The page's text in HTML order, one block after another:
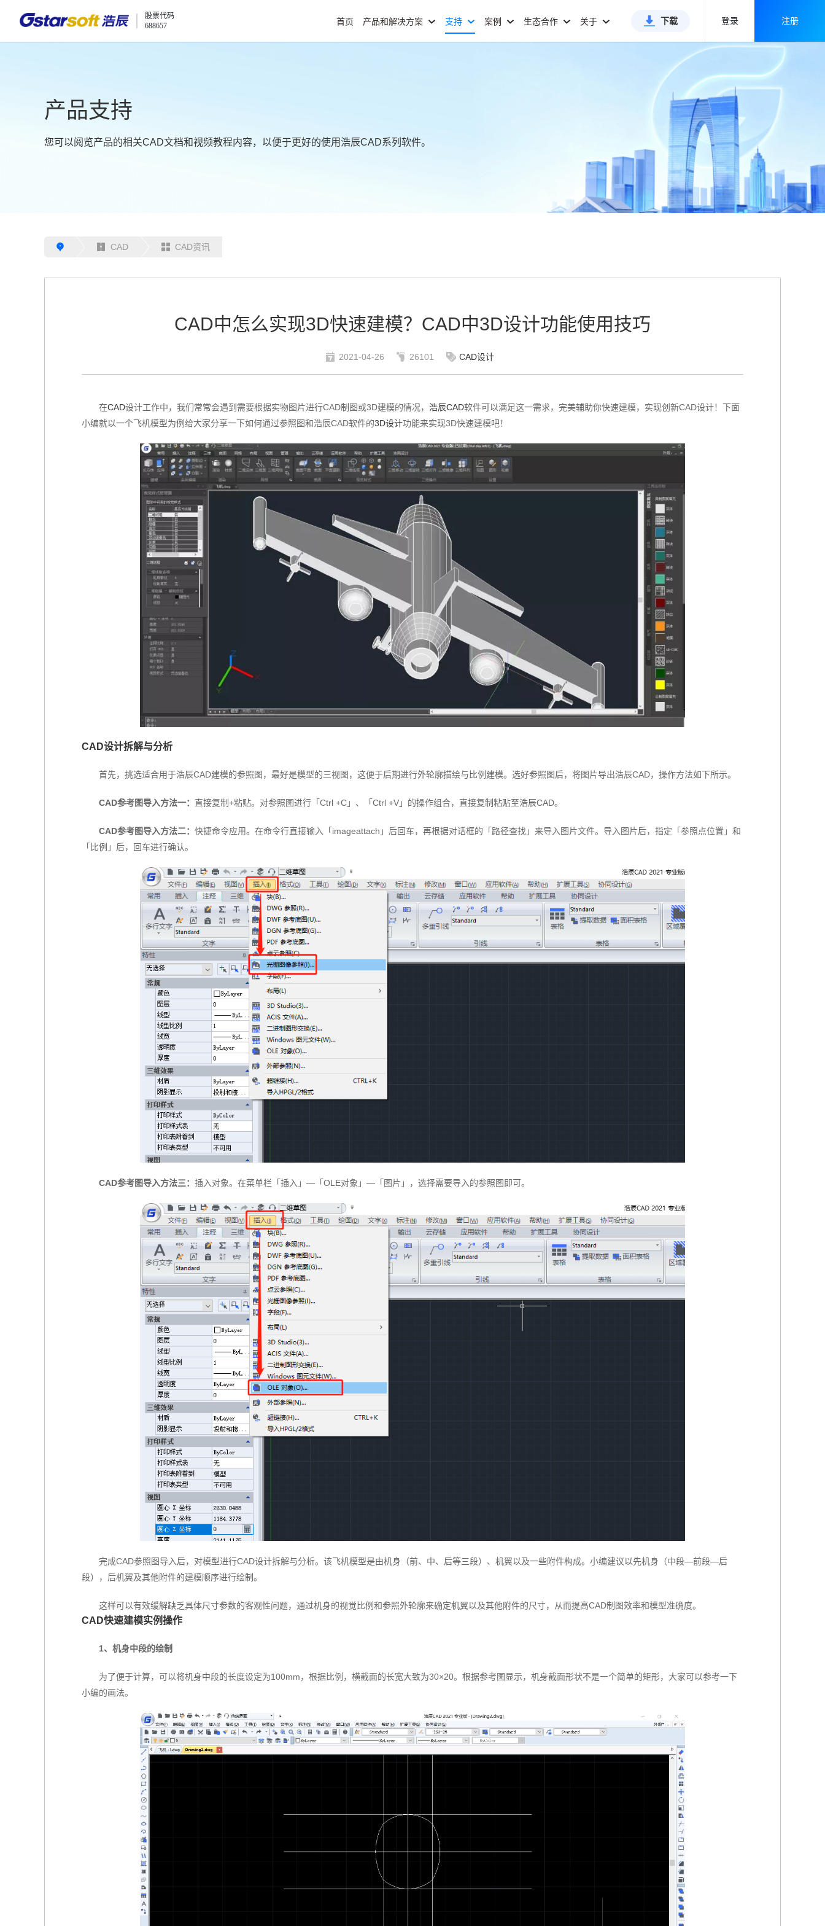
股票代码
688657
首页 产品和解决方案 支持 案例 生态合作 关于 下载 登录 注册
产品支持
您可以阅览产品的相关CAD文档和视频教程内容，以便于更好的使用浩辰CAD系列软件。
CAD CAD资讯
CAD中怎么实现3D快速建模？CAD中3D设计功能使用技巧
2021-04-26 26101 CAD设计
在CAD设计工作中，我们常常会遇到需要根据实物图片进行CAD制图或3D建模的情况， 浩辰CAD软件可以满足这一需求，完美辅助你快速建模，实现创新CAD设计！下面
小编就以一个飞机模型为例给大家分享一下如何通过参照图和浩辰CAD软件的3D设计功能来实现3D快速建模吧！
CAD设计拆解与分析
首先，挑选适合用于浩辰CAD建模的参照图，最好是模型的三视图，这便于后期进行外轮廓描绘与比例建模。选好参照图后，将图片导出浩辰CAD，操作方法如下所示。
CAD参考图导入方法一： 直接复制+粘贴。对参照图进行「Ctrl +C」、「Ctrl +V」的操作组合，直接复制粘贴至浩辰CAD。
CAD参考图导入方法二： 快捷命令应用。在命令行直接输入「imageattach」后回车，再根据对话框的「路径查找」来导入图片文件。导入图片后，指定「参照点位置」和
「比例」后，回车进行确认。
CAD参考图导入方法三： 插入对象。在菜单栏「插入」—「OLE对象」—「图片」，选择需要导入的参照图即可。
完成CAD参照图导入后，对模型进行CAD设计拆解与分析。该飞机模型是由机身（前、中、后等三段）、机翼以及一些附件构成。小编建议以先机身（中段—前段—后
段），后机翼及其他附件的建模顺序进行绘制。
这样可以有效缓解缺乏具体尺寸参数的客观性问题，通过机身的视觉比例和参照外轮廓来确定机翼以及其他附件的尺寸，从而提高CAD制图效率和模型准确度。
CAD快速建模实例操作
1、机身中段的绘制
为了便于计算，可以将机身中段的长度设定为100mm，根据比例，横截面的长宽大致为30×20。根据参考图显示，机身截面形状不是一个简单的矩形，大家可以参考一下
小编的画法。